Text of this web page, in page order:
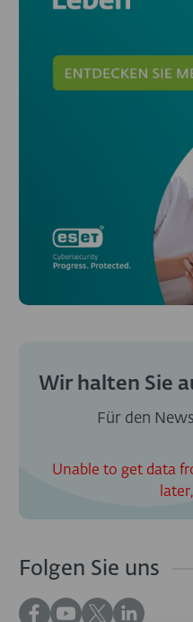
Wir halten Sie
Für den
Unable to get data
Folgen Sie uns